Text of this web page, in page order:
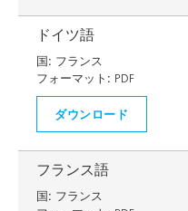
ドイツ語
国: フランス
フォーマット: PDF
ダウンロード
フランス語
国: フランス